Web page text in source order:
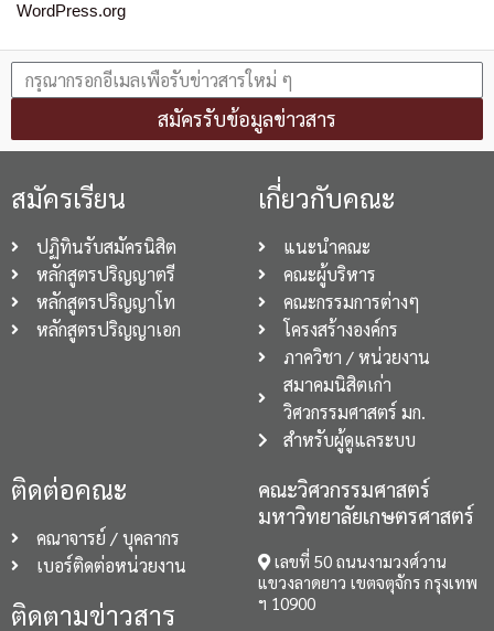
WordPress.org
สมัครรับข้อมูลข่าวสาร
สมัครเรียน
ปฏิทินรับสมัครนิสิต
หลักสูตรปริญญาตรี
หลักสูตรปริญญาโท
หลักสูตรปริญญาเอก
เกี่ยวกับคณะ
แนะนำคณะ
คณะผู้บริหาร
คณะกรรมการต่างๆ
โครงสร้างองค์กร
ภาควิชา / หน่วยงาน
สมาคมนิสิตเก่า
วิศวกรรมศาสตร์ มก.
สำหรับผู้ดูแลระบบ
ติดต่อคณะ
คณาจารย์ / บุคลากร
เบอร์ติดต่อหน่วยงาน
ติดตามข่าวสาร
คณะวิศวกรรมศาสตร์
มหาวิทยาลัยเกษตรศาสตร์
เลขที่ 50 ถนนงามวงศ์วาน
แขวงลาดยาว เขตจตุจักร กรุงเทพ
ฯ 10900